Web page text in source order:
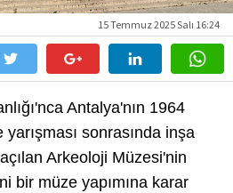
15 Temmuz 2025 Salı 16:24
Antalya'nın 1964
yarışması sonrasında inşa
Arkeoloji Müzesi'nin
bir müze yapımına karar